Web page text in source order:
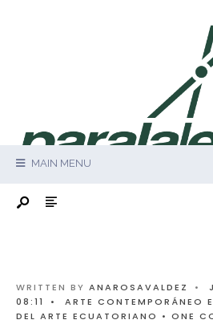
MAIN MENU
WRITTEN BY ANAROSAVALDEZ •
08:11
• ARTE CONTEMPORÁNEO
DEL ARTE ECUATORIANO • ONE